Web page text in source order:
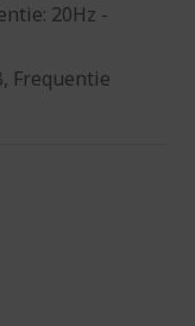
20Hz -
Frequentie